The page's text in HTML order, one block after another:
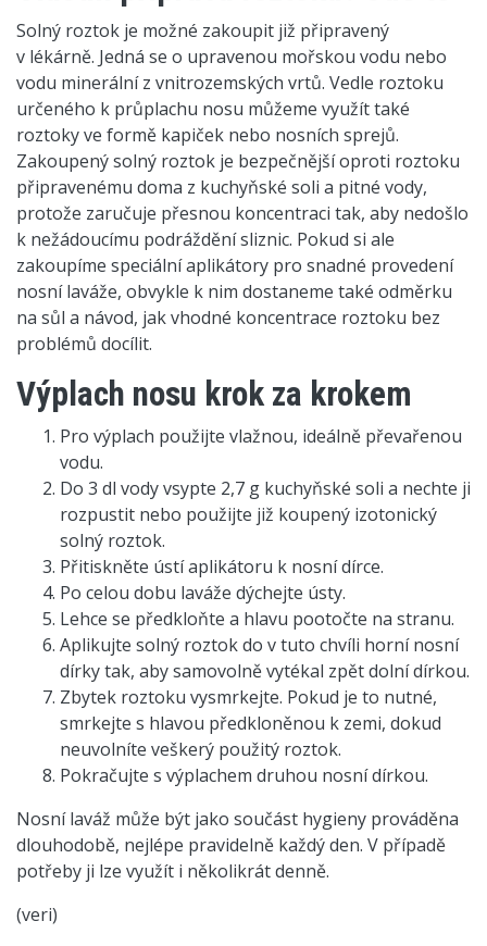
Solný roztok je možné zakoupit již připravený
v lékárně. Jedná se o upravenou mořskou vodu nebo
vodu minerální z vnitrozemských vrtů. Vedle roztoku
určeného k průplachu nosu můžeme využít také
roztoky ve formě kapiček nebo nosních sprejů.
Zakoupený solný roztok je bezpečnější oproti roztoku
připravenému doma z kuchyňské soli a pitné vody,
protože zaručuje přesnou koncentraci tak, aby nedošlo
k nežádoucímu podráždění sliznic. Pokud si ale
zakoupíme speciální aplikátory pro snadné provedení
nosní laváže, obvykle k nim dostaneme také odměrku
na sůl a návod, jak vhodné koncentrace roztoku bez
problémů docílit.
Výplach nosu krok za krokem
Pro výplach použijte vlažnou, ideálně převařenou
vodu.
Do 3 dl vody vsypte 2,7 g kuchyňské soli a nechte ji
rozpustit nebo použijte již koupený izotonický
solný roztok.
Přitiskněte ústí aplikátoru k nosní dírce.
Po celou dobu laváže dýchejte ústy.
Lehce se předkloňte a hlavu pootočte na stranu.
Aplikujte solný roztok do v tuto chvíli horní nosní
dírky tak, aby samovolně vytékal zpět dolní dírkou.
Zbytek roztoku vysmrkejte. Pokud je to nutné,
smrkejte s hlavou předkloněnou k zemi, dokud
neuvolníte veškerý použitý roztok.
Pokračujte s výplachem druhou nosní dírkou.
Nosní laváž může být jako součást hygieny prováděna
dlouhodobě, nejlépe pravidelně každý den. V případě
potřeby ji lze využít i několikrát denně.
(veri)